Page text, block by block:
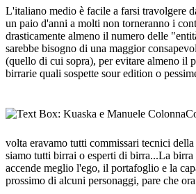
L'italiano medio è facile a farsi travolgere
un paio d'anni a molti non torneranno i
drasticamente almeno il numero delle
sarebbe bisogno di una maggior
(quello di cui sopra), per evitare almeno il
birrarie quali sospette sour edition o
volta eravamo tutti commissari tecnici
siamo tutti birrai o esperti di birra...La birra
accende meglio l'ego, il portafoglio e la
prossimo di alcuni personaggi, pare che